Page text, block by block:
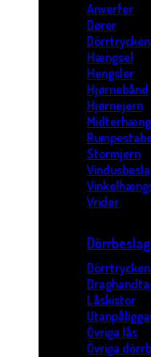
Anverfer
Dører
Hængsel
Hengsler
Hjørnebånd
Hjørnejern
Stormjern
Vrider
Dörrbeslag
Låskistor
Övriga lås
Övriga